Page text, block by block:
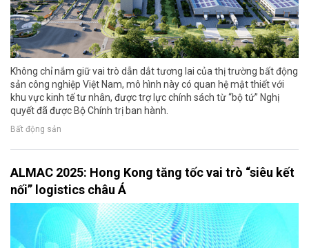
Không chỉ nắm giữ vai trò dẫn dắt tương lai của thị trường bất động
sản công nghiệp Việt Nam, mô hình này có quan hệ mật thiết với
khu vực kinh tế tư nhân, được trợ lực chính sách từ “bộ tứ” Nghị
quyết đã được Bộ Chính trị ban hành.
Bất động sản
ALMAC 2025: Hong Kong tăng tốc vai trò “siêu kết
nối” logistics châu Á